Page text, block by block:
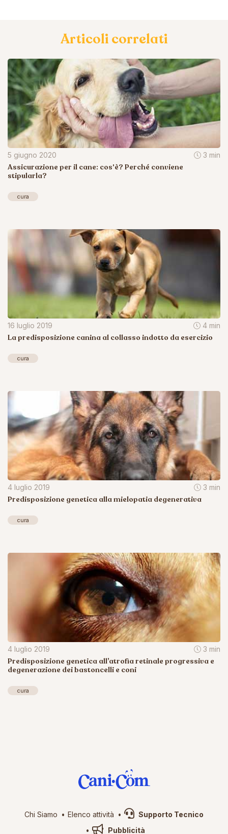
Articoli correlati
5 giugno 2020 3 min
Assicurazione per il cane: cos'è? Perché conviene
stipularla?
cura
16 luglio 2019 4 min
La predisposizione canina al collasso indotto da esercizio
cura
4 luglio 2019 3 min
Predisposizione genetica alla mielopatia degenerativa
cura
4 luglio 2019 3 min
Predisposizione genetica all’atrofia retinale progressiva e
degenerazione dei bastoncelli e coni
cura
Chi Siamo Elenco attività
Supporto Tecnico
Pubblicità